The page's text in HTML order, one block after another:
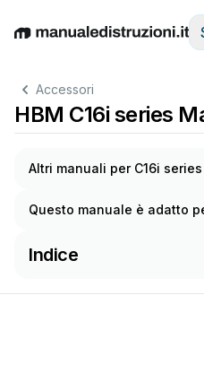
EnglishDeutschEspañol
Accessori
HBM C16i series
Altri manuali per C16i series
Questo manuale è adatto
Indice